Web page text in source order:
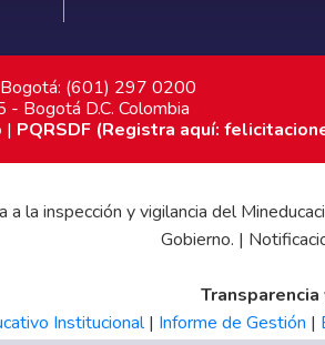
Bogotá: (601) 297 0200
Bogotá D.C. Colombia
| PQRSDF (Registra aquí:
a la inspección y vigilancia del
Gobierno. |
Institucional| Informe de Gestión |